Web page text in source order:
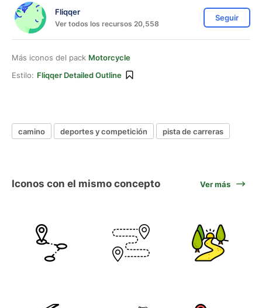
Fliqqer
Ver todos los recursos 20,558
Seguir
Más iconos del pack Motorcycle
Estilo: Fliqqer Detailed Outline
camino deportes y competición pista de carreras
Iconos con el mismo concepto Ver más